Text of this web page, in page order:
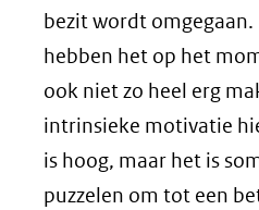
bezit wordt omgegaan.
hebben het op het
ook niet zo heel erg
intrinsieke motivatie
is hoog, maar het is
puzzelen om tot een